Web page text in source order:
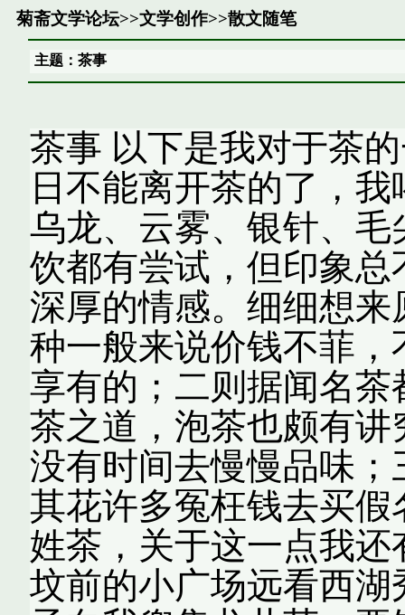
菊斋文学论坛>>文学创作>>散文随笔
主题：茶事
茶事 以下是我对于茶
日不能离开茶的了，
乌龙、云雾、银针、
饮都有尝试，但印象
深厚的情感。细细想
种一般来说价钱不菲
享有的；二则据闻名
茶之道，泡茶也颇有
没有时间去慢慢品味
其花许多冤枉钱去买
姓茶，关于这一点我
坟前的小广场远看西